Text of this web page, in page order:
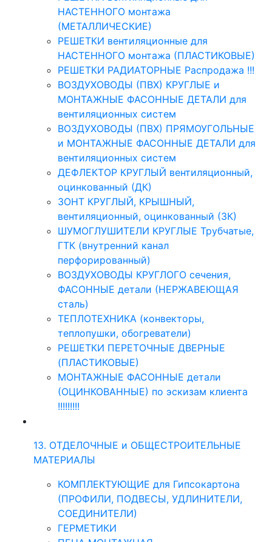
НАСТЕННОГО монтажа
(МЕТАЛЛИЧЕСКИЕ)
РЕШЕТКИ вентиляционные для
НАСТЕННОГО монтажа (ПЛАСТИКОВЫЕ)
РЕШЕТКИ РАДИАТОРНЫЕ Распродажа !!!
ВОЗДУХОВОДЫ (ПВХ) КРУГЛЫЕ и
МОНТАЖНЫЕ ФАСОННЫЕ ДЕТАЛИ для
вентиляционных систем
ВОЗДУХОВОДЫ (ПВХ) ПРЯМОУГОЛЬНЫЕ
и МОНТАЖНЫЕ ФАСОННЫЕ ДЕТАЛИ для
вентиляционных систем
ДЕФЛЕКТОР КРУГЛЫЙ вентиляционный,
оцинкованный (ДК)
ЗОНТ КРУГЛЫЙ, КРЫШНЫЙ,
вентиляционный, оцинкованный (ЗК)
ШУМОГЛУШИТЕЛИ КРУГЛЫЕ Трубчатые,
ГТК (внутренний канал
перфорированный)
ВОЗДУХОВОДЫ КРУГЛОГО сечения,
ФАСОННЫЕ детали (НЕРЖАВЕЮЩАЯ
сталь)
ТЕПЛОТЕХНИКА (конвекторы,
теплопушки, обогреватели)
РЕШЕТКИ ПЕРЕТОЧНЫЕ ДВЕРНЫЕ
(ПЛАСТИКОВЫЕ)
МОНТАЖНЫЕ ФАСОННЫЕ детали
(ОЦИНКОВАННЫЕ) по эскизам клиента
!!!!!!!!!
13. ОТДЕЛОЧНЫЕ и ОБЩЕСТРОИТЕЛЬНЫЕ
МАТЕРИАЛЫ
КОМПЛЕКТУЮЩИЕ для Гипсокартона
(ПРОФИЛИ, ПОДВЕСЫ, УДЛИНИТЕЛИ,
СОЕДИНИТЕЛИ)
ГЕРМЕТИКИ